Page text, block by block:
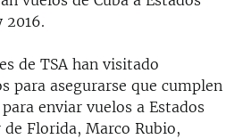
2016.
de TSA han visitado
para asegurarse que cumplen
enviar vuelos a Estados
Florida, Marco Rubio,